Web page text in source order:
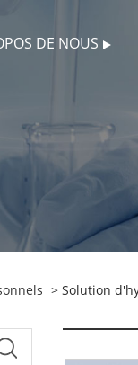
DE NOUS
> Solution